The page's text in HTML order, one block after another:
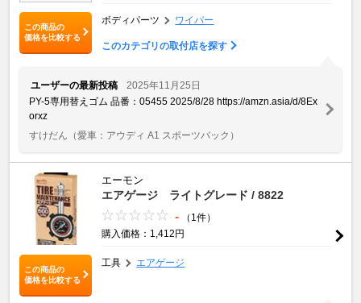
この商品の
価格を比較する
ボディパーツ ワイパー
このカテゴリの取付店を探す
ユーザーの最新投稿
2025年11月25日
PY-5専用替えゴム 品番：05455 2025/8/28 https://amzn.asia/d/8Ex
orxz
すけだん （愛車：アウディ A1 スポーツバック）
この商品の
価格を比較する
エーモン
エアゲージ ライトグレード / 8822
-
（1件）
購入価格：1,412円
工具 エアゲージ